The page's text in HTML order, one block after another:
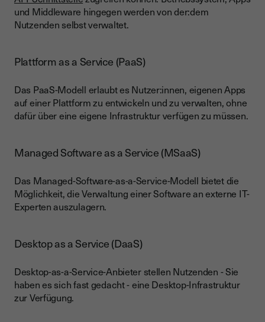
und Middleware hingegen werden von der:dem
Nutzenden selbst verwaltet.
Plattform as a Service (PaaS)
Das PaaS-Modell erlaubt es Nutzer:innen, eigenen Apps
auf einer Plattform zu entwickeln und zu verwalten, ohne
dafür über eine eigene Infrastruktur verfügen zu müssen.
Managed Software as a Service (MSaaS)
Das Managed-Software-as-a-Service-Modell bietet die
Möglichkeit, die Verwaltung einer Software an externe IT-
Experten auszulagern.
Desktop as a Service (DaaS)
Desktop-as-a-Service-Anbieter stellen Nutzenden - Sie
haben es sich fast gedacht - eine Desktop-Infrastruktur
zur Verfügung.